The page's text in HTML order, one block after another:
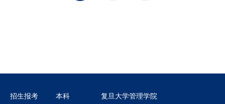
招生报考 本科 复旦大学管理学院